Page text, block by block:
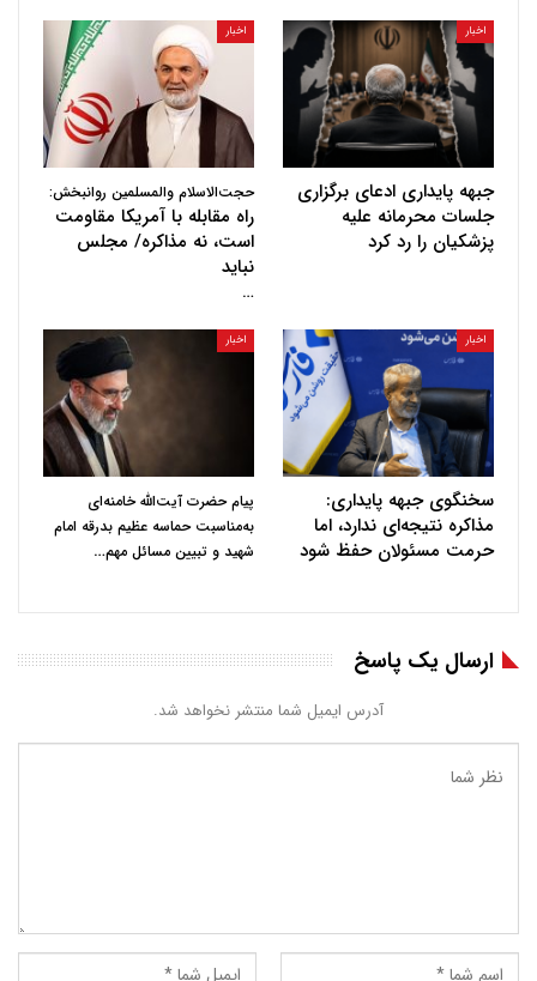
اخبار
جبهه پایداری ادعای برگزاری
جلسات محرمانه علیه
پزشکیان را رد کرد
اخبار
حجت‌الاسلام والمسلمین روانبخش:
راه مقابله با آمریکا مقاومت
است، نه مذاکره/ مجلس
نباید
…
اخبار
سخنگوی جبهه پایداری:
مذاکره نتیجه‌ای ندارد، اما
حرمت مسئولان حفظ شود
اخبار
پیام حضرت آیت‌الله خامنه‌ای
به‌مناسبت حماسه عظیم بدرقه امام
شهید و تبیین مسائل مهم…
ارسال یک پاسخ
آدرس ایمیل شما منتشر نخواهد شد.